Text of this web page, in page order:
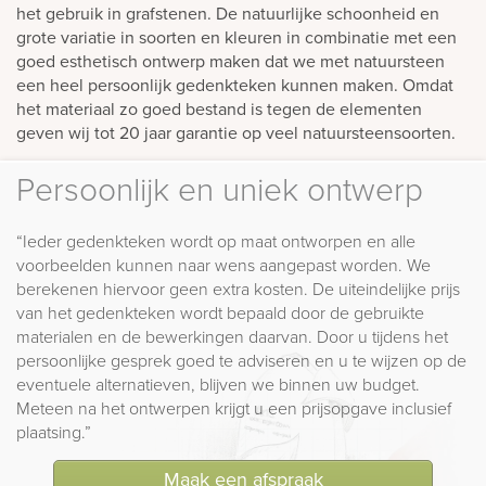
het gebruik in grafstenen. De natuurlijke schoonheid en
grote variatie in soorten en kleuren in combinatie met een
goed esthetisch ontwerp maken dat we met natuursteen
een heel persoonlijk gedenkteken kunnen maken. Omdat
het materiaal zo goed bestand is tegen de elementen
geven wij tot 20 jaar garantie op veel natuursteensoorten.
Persoonlijk en uniek ontwerp
“Ieder gedenkteken wordt op maat ontworpen en alle
voorbeelden kunnen naar wens aangepast worden. We
berekenen hiervoor geen extra kosten. De uiteindelijke prijs
van het gedenkteken wordt bepaald door de gebruikte
materialen en de bewerkingen daarvan. Door u tijdens het
persoonlijke gesprek goed te adviseren en u te wijzen op de
eventuele alternatieven, blijven we binnen uw budget.
Meteen na het ontwerpen krijgt u een prijsopgave inclusief
plaatsing.”
Maak een afspraak